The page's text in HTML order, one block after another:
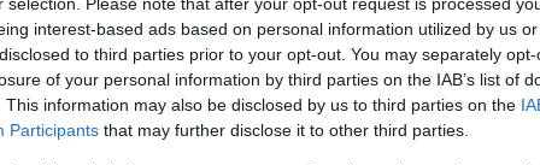
interest-based ads based on personal information utilized by us
to third parties prior to your opt-out. You may separately
of your personal information by third parties on the IAB’s list of
This information may also be disclosed by us to third parties on the
Participants that may further disclose it to other third parties.
új évada
király után újra megnyitja a kapuit a Monet, jönnek az új
a híres étteremben.